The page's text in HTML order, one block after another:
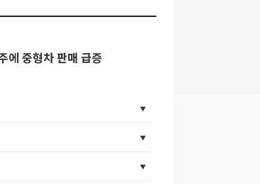
에 중형차 판매 급증